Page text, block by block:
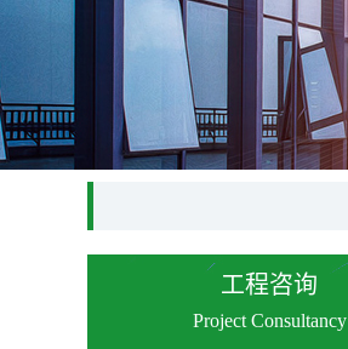
工程咨询
Project Consultancy